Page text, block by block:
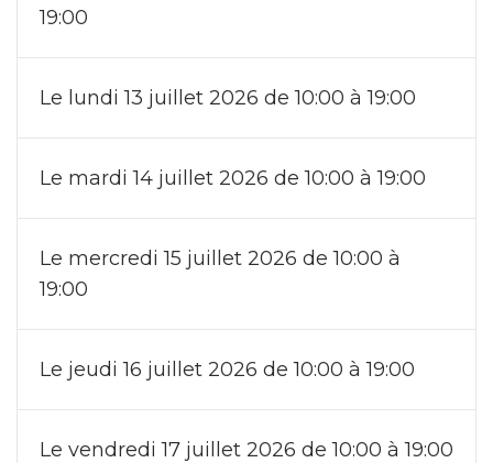
19:00
Le lundi 13 juillet 2026 de 10:00 à 19:00
Le mardi 14 juillet 2026 de 10:00 à 19:00
Le mercredi 15 juillet 2026 de 10:00 à
19:00
Le jeudi 16 juillet 2026 de 10:00 à 19:00
Le vendredi 17 juillet 2026 de 10:00 à 19:00